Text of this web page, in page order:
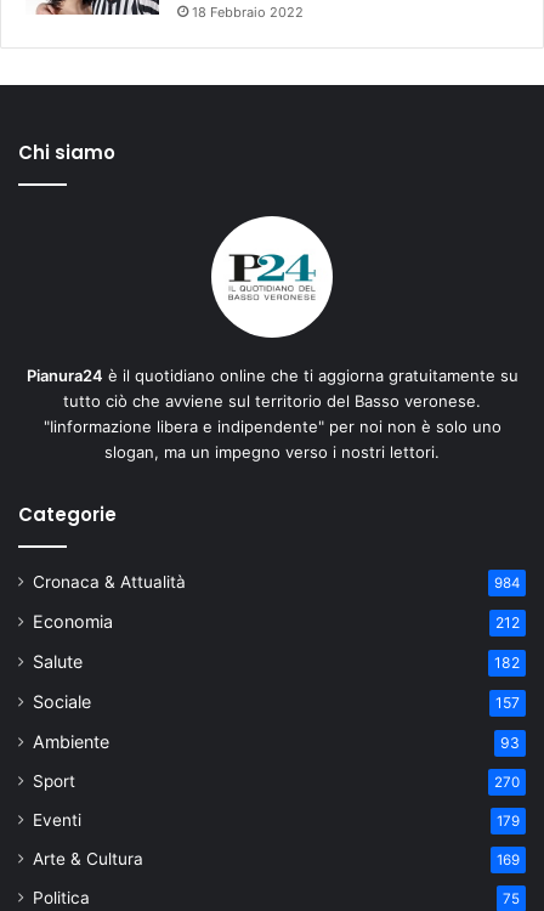
18 Febbraio 2022
Chi siamo
Pianura24 è il quotidiano online che ti aggiorna gratuitamente su
tutto ciò che avviene sul territorio del Basso veronese.
"Iinformazione libera e indipendente" per noi non è solo uno
slogan, ma un impegno verso i nostri lettori.
Categorie
Cronaca & Attualità 984
Economia 212
Salute 182
Sociale 157
Ambiente 93
Sport 270
Eventi 179
Arte & Cultura 169
Politica 75